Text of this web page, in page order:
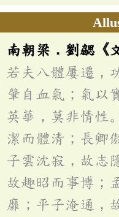
南朝梁．劉勰《
若夫八體屢遷，
肇自血氣；氣以
英華，莫非情性
潔而體清；長卿
子雲沈寂，故志
故趣昭而事博；
靡；平子淹通，